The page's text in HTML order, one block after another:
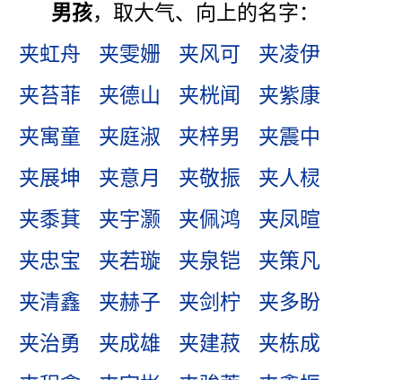
男孩，取大气、向上的名字：
夹虹舟
夹雯姗 夹风可
夹凌伊
夹苔菲
夹德山 夹桄闻
夹紫康
夹寓童
夹庭淑 夹梓男
夹震中
夹展坤
夹意月 夹敬振
夹人棂
夹黍萁
夹宇灏 夹佩鸿
夹凤暄
夹忠宝
夹若璇 夹泉铠
夹策凡
夹清鑫
夹赫子 夹剑柠
夹多盼
夹治勇
夹成雄 夹建菽
夹栋成